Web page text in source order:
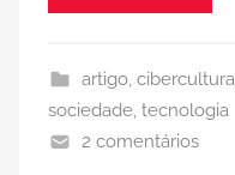
artigo, cibercultura
sociedade tecnologia
2 comentários